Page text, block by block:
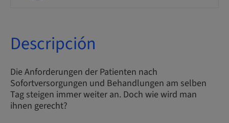
Descripción
Die Anforderungen der Patienten nach
Sofortversorgungen und Behandlungen am selben
Tag steigen immer weiter an. Doch wie wird man
ihnen gerecht?